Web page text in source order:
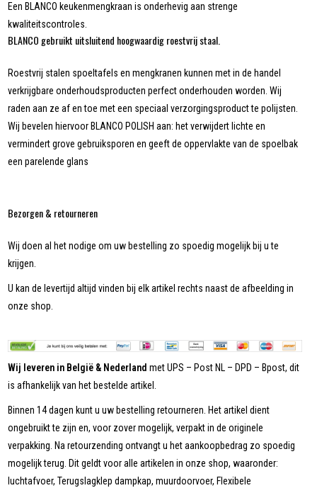
Een BLANCO keukenmengkraan is onderhevig aan strenge
kwaliteitscontroles.
BLANCO gebruikt uitsluitend hoogwaardig roestvrij staal.
Roestvrij stalen spoeltafels en mengkranen kunnen met in de handel
verkrijgbare onderhoudsproducten perfect onderhouden worden. Wij
raden aan ze af en toe met een speciaal verzorgingsproduct te polijsten.
Wij bevelen hiervoor BLANCO POLISH aan: het verwijdert lichte en
vermindert grove gebruiksporen en geeft de oppervlakte van de spoelbak
een parelende glans
Bezorgen & retourneren
Wij doen al het nodige om uw bestelling zo spoedig mogelijk bij u te
krijgen.
U kan de levertijd altijd vinden bij elk artikel rechts naast de afbeelding in
onze shop.
Wij leveren in België & Nederland met UPS – Post NL – DPD – Bpost, dit
is afhankelijk van het bestelde artikel.
Binnen 14 dagen kunt u uw bestelling retourneren. Het artikel dient
ongebruikt te zijn en, voor zover mogelijk, verpakt in de originele
verpakking. Na retourzending ontvangt u het aankoopbedrag zo spoedig
mogelijk terug. Dit geldt voor alle artikelen in onze shop, waaronder:
luchtafvoer, Terugslagklep dampkap, muurdoorvoer, Flexibele